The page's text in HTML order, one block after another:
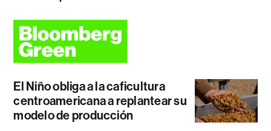
El Niño obliga a la caficultura
centroamericana a replantear su
modelo de producción